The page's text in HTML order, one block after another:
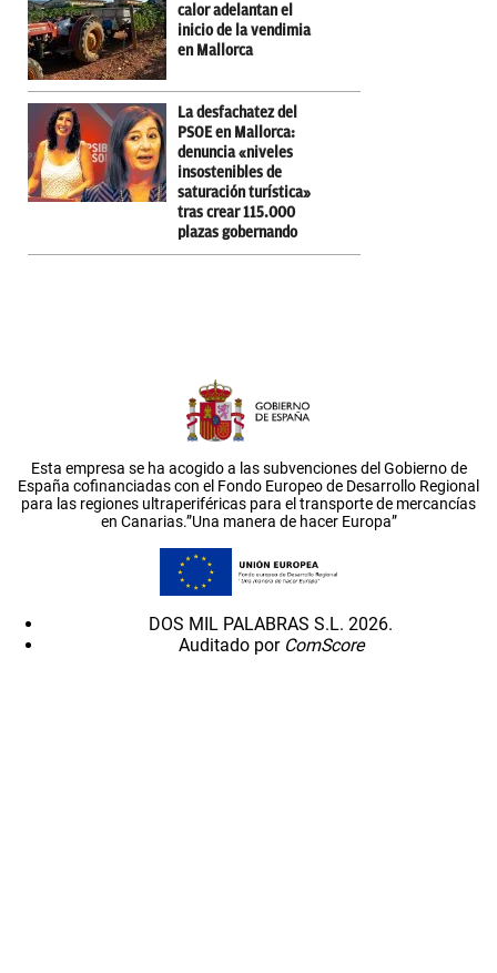
calor adelantan el
inicio de la vendimia
en Mallorca
La desfachatez del
PSOE en Mallorca:
denuncia «niveles
insostenibles de
saturación turística»
tras crear 115.000
plazas gobernando
Esta empresa se ha acogido a las subvenciones del Gobierno de
España cofinanciadas con el Fondo Europeo de Desarrollo Regional
para las regiones ultraperiféricas para el transporte de mercancías
en Canarias.”Una manera de hacer Europa”
DOS MIL PALABRAS S.L. 2026.
Auditado por ComScore